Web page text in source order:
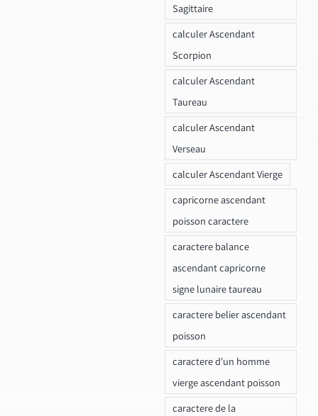
Sagittaire
calculer Ascendant
Scorpion
calculer Ascendant
Taureau
calculer Ascendant
Verseau
calculer Ascendant Vierge
capricorne ascendant
poisson caractere
caractere balance
ascendant capricorne
signe lunaire taureau
caractere belier ascendant
poisson
caractere d'un homme
vierge ascendant poisson
caractere de la